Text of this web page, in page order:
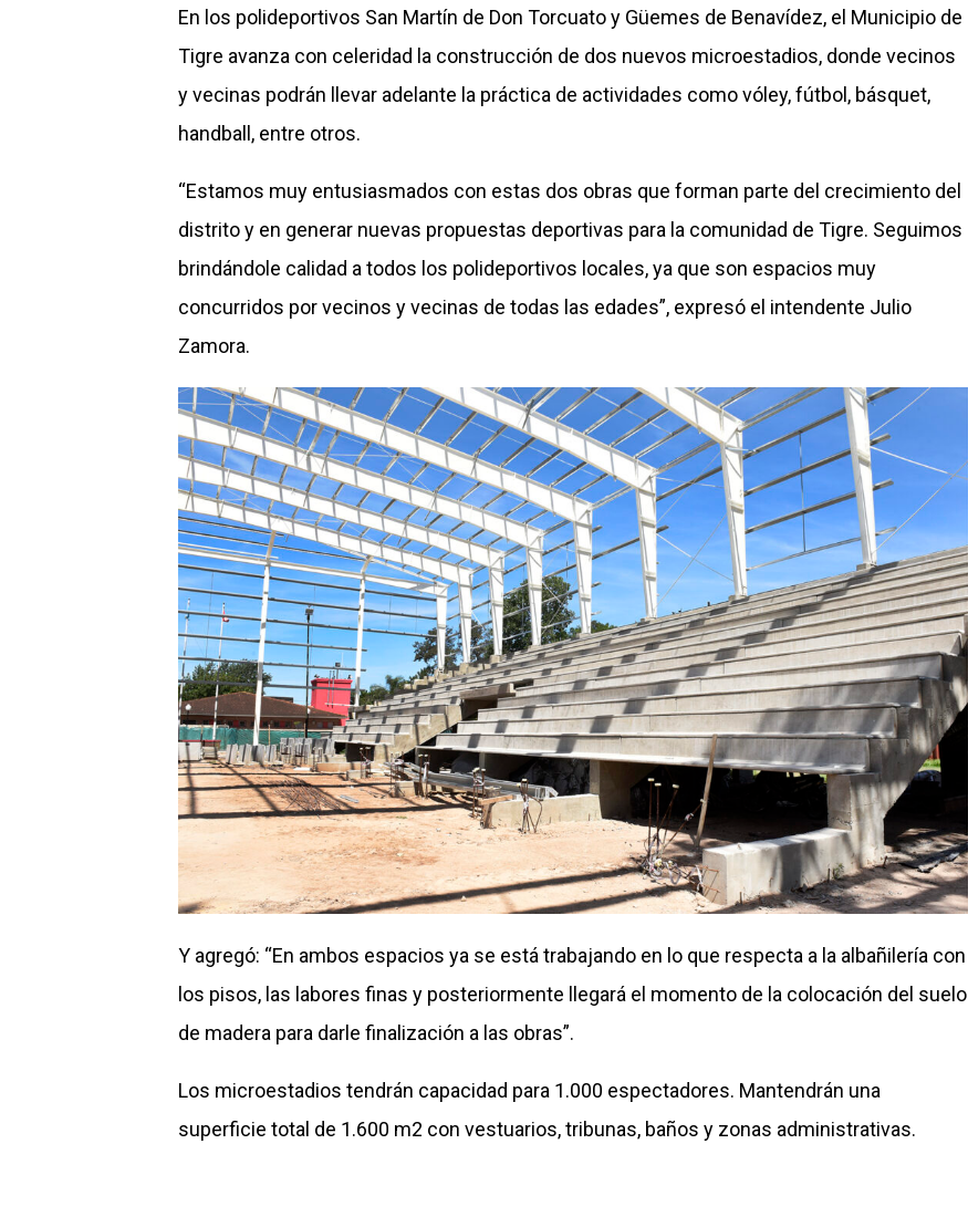
En los polideportivos San Martín de Don Torcuato y Güemes de Benavídez, el Municipio de
Tigre avanza con celeridad la construcción de dos nuevos microestadios, donde vecinos
y vecinas podrán llevar adelante la práctica de actividades como vóley, fútbol, básquet,
handball, entre otros.
“Estamos muy entusiasmados con estas dos obras que forman parte del crecimiento del
distrito y en generar nuevas propuestas deportivas para la comunidad de Tigre. Seguimos
brindándole calidad a todos los polideportivos locales, ya que son espacios muy
concurridos por vecinos y vecinas de todas las edades”, expresó el intendente Julio
Zamora.
Y agregó: “En ambos espacios ya se está trabajando en lo que respecta a la albañilería con
los pisos, las labores finas y posteriormente llegará el momento de la colocación del suelo
de madera para darle finalización a las obras”.
Los microestadios tendrán capacidad para 1.000 espectadores. Mantendrán una
superficie total de 1.600 m2 con vestuarios, tribunas, baños y zonas administrativas.